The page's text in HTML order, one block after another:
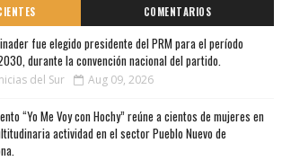
COMENTARIOS
fue elegido presidente del PRM para el período
durante la convención nacional del partido.
del Sur Aug 09, 2026
“Yo Me Voy con Hochy” reúne a cientos de mujeres en
actividad en el sector Pueblo Nuevo de